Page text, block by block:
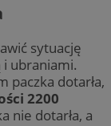
sytuację
i ubraniami.
paczka dotarła,
2200
nie dotarła, a